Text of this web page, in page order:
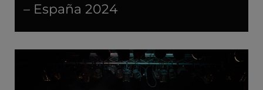
– España 2024